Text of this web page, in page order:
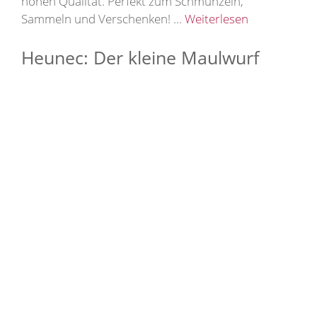
Sammeln und Verschenken! … Weiterlesen
Heunec: Der kleine Maulwurf